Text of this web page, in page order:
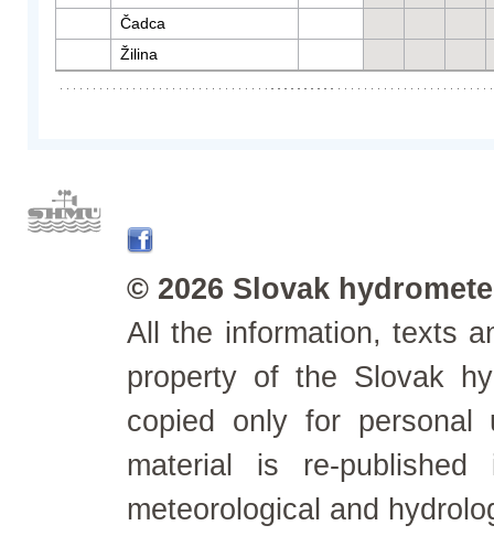
Čadca
Žilina
© 2026 Slovak
All the information, texts
property of the Slovak
copied only for personal
material is re-
meteorological and